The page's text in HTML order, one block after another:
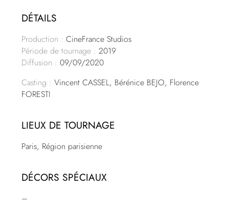
DÉTAILS
Production : CineFrance Studios
Période de tournage : 2019
Diffusion : 09/09/2020
Casting : Vincent CASSEL, Bérénice BEJO, Florence
FORESTI
LIEUX DE TOURNAGE
Paris, Région parisienne
DÉCORS SPÉCIAUX
–